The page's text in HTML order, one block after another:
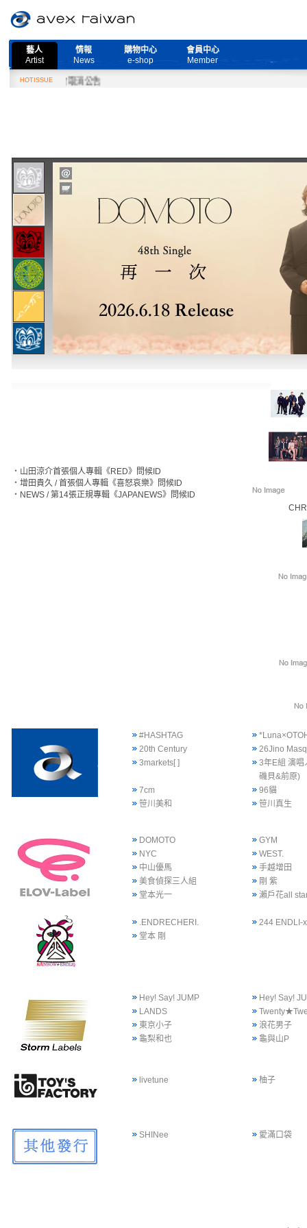
藝人
Artist
情報
News
購物中心
e-shop
會員中心
Member
HOTISSUE
唱會取消公告
‧ 山田涼介首張個人專輯《RED》問候ID
‧ 增田貴久 / 首張個人專輯《喜怒哀樂》問候ID
‧ NEWS / 第14張正規專輯《JAPANEWS》問候ID
#HASHTAG
20th Century
26Jino
3markets[ ]
3年E組 演唱
磯貝&前原)
7cm
96貓
笹川美和
笹川真生
DOMOTO
GYM
NYC
WEST.
中山優馬
手越增田
美食偵探三人組
剛 紫
堂本光一
瀨戶花all
.ENDRECHERI.
244 ENDLI-x
堂本 剛
Hey! Say! JUMP
Hey! Say!
LANDS
東京小子
浪花男子
龜梨和也
龜與山P
livetune 柚子
SHINee 愛滿口袋